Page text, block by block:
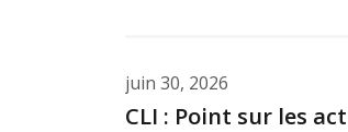
juin 30, 2026
CLI : Point sur les